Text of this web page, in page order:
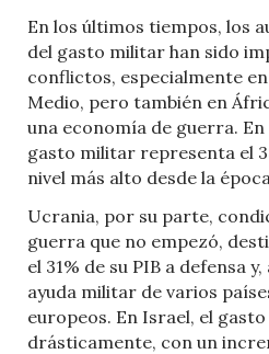
En los últimos tiempos, los
del gasto militar han sido
conflictos, especialmente
Medio, pero también en
una economía de guerra.
gasto militar representa el
nivel más alto desde la
Ucrania, por su parte,
guerra que no empezó,
el 31% de su PIB a defensa
ayuda militar de varios
europeos. En Israel, el
drásticamente, con un